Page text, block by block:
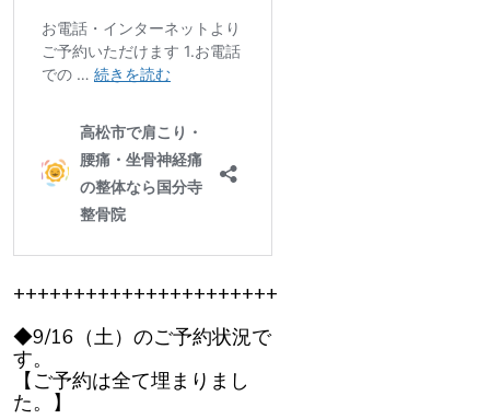
++++++++++++++++++++++
◆9/16（土）のご予約状況で
す。
【ご予約は全て埋まりまし
た。】